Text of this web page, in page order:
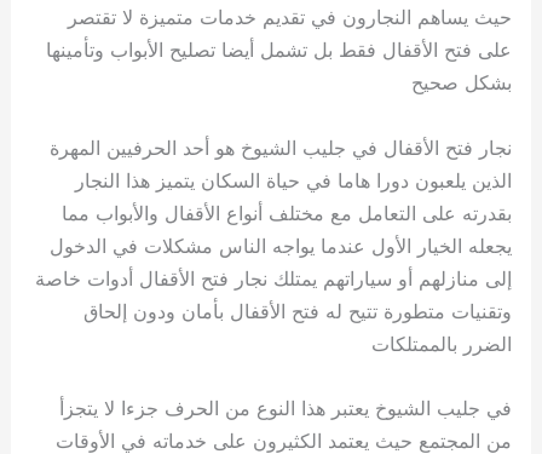
حيث يساهم النجارون في تقديم خدمات متميزة لا تقتصر
على فتح الأقفال فقط بل تشمل أيضا تصليح الأبواب وتأمينها
بشكل صحيح
نجار فتح الأقفال في جليب الشيوخ هو أحد الحرفيين المهرة
الذين يلعبون دورا هاما في حياة السكان يتميز هذا النجار
بقدرته على التعامل مع مختلف أنواع الأقفال والأبواب مما
يجعله الخيار الأول عندما يواجه الناس مشكلات في الدخول
إلى منازلهم أو سياراتهم يمتلك نجار فتح الأقفال أدوات خاصة
وتقنيات متطورة تتيح له فتح الأقفال بأمان ودون إلحاق
الضرر بالممتلكات
في جليب الشيوخ يعتبر هذا النوع من الحرف جزءا لا يتجزأ
من المجتمع حيث يعتمد الكثيرون على خدماته في الأوقات